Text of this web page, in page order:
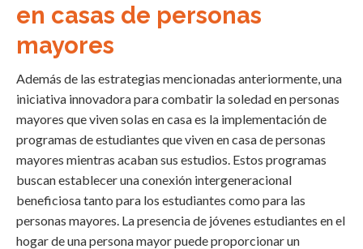
en casas de personas
mayores
Además de las estrategias mencionadas anteriormente, una
iniciativa innovadora para combatir la soledad en personas
mayores que viven solas en casa es la implementación de
programas de estudiantes que viven en casa de personas
mayores mientras acaban sus estudios. Estos programas
buscan establecer una conexión intergeneracional
beneficiosa tanto para los estudiantes como para las
personas mayores. La presencia de jóvenes estudiantes en el
hogar de una persona mayor puede proporcionar un